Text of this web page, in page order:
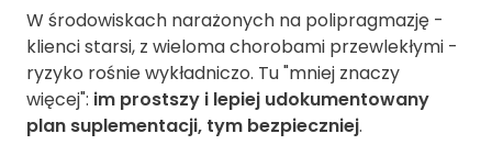
W środowiskach narażonych na polipragmazję -
klienci starsi, z wieloma chorobami przewlekłymi -
ryzyko rośnie wykładniczo. Tu "mniej znaczy
więcej": im prostszy i lepiej udokumentowany
plan suplementacji, tym bezpieczniej.